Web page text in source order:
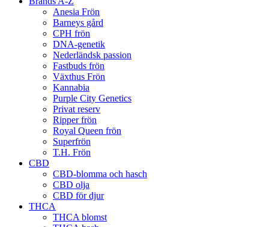
Anesia Frön
Barneys gård
CPH frön
DNA-genetik
Nederländsk passion
Fastbuds frön
Växthus Frön
Kannabia
Purple City Genetics
Privat reserv
Ripper frön
Royal Queen frön
Superfrön
T.H. Frön
CBD
CBD-blomma och hasch
CBD olja
CBD för djur
THCA
THCA blomst